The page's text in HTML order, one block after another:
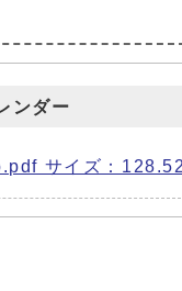
ンダー
サイズ：